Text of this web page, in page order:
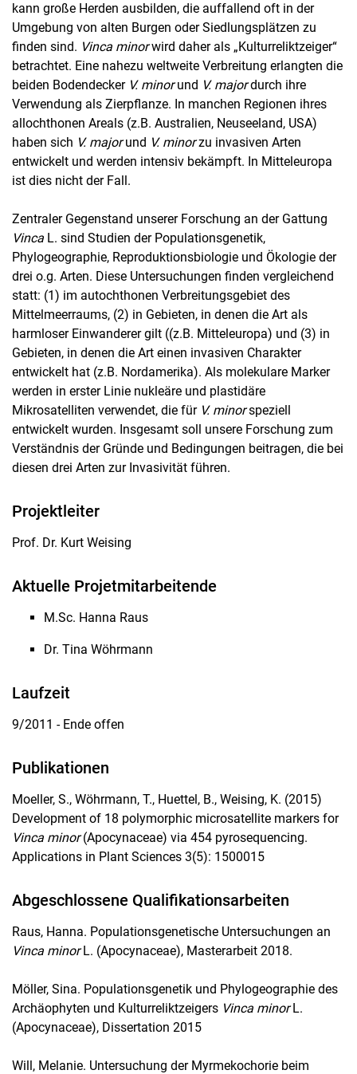
kann große Herden ausbilden, die auffallend oft in der
Umgebung von alten Burgen oder Siedlungsplätzen zu
finden sind. Vinca minorwird daher als „Kulturreliktzeiger“
betrachtet. Eine nahezu weltweite Verbreitung erlangten die
beiden Bodendecker V. minorund V. majordurch ihre
Verwendung als Zierpflanze. In manchen Regionen ihres
allochthonen Areals (z.B. Australien, Neuseeland, USA)
haben sich V. majorund V. minorzu invasiven Arten
entwickelt und werden intensiv bekämpft. In Mitteleuropa
ist dies nicht der Fall.
Zentraler Gegenstand unserer Forschung an der Gattung
Vinca L. sind Studien der Populationsgenetik,
Phylogeographie, Reproduktionsbiologie und Ökologie der
drei o.g. Arten. Diese Untersuchungen finden vergleichend
statt: (1) im autochthonen Verbreitungsgebiet des
Mittelmeerraums, (2) in Gebieten, in denen die Art als
harmloser Einwanderer gilt ((z.B. Mitteleuropa) und (3) in
Gebieten, in denen die Art einen invasiven Charakter
entwickelt hat (z.B. Nordamerika). Als molekulare Marker
werden in erster Linie nukleäre und plastidäre
Mikrosatelliten verwendet, die für V. minorspeziell
entwickelt wurden. Insgesamt soll unsere Forschung zum
Verständnis der Gründe und Bedingungen beitragen, die bei
diesen drei Arten zur Invasivität führen.
Projektleiter
Prof. Dr. Kurt Weising
Aktuelle Projetmitarbeitende
M.Sc. Hanna Raus
Dr. Tina Wöhrmann
Laufzeit
9/2011 - Ende offen
Publikationen
Moeller, S., Wöhrmann, T., Huettel, B., Weising, K. (2015)
Development of 18 polymorphic microsatellite markers for
Vinca minor(Apocynaceae) via 454 pyrosequencing.
Applications in Plant Sciences 3(5): 1500015
Abgeschlossene Qualifikationsarbeiten
Raus, Hanna. Populationsgenetische Untersuchungen an
Vinca minorL. (Apocynaceae), Masterarbeit 2018.
Möller, Sina. Populationsgenetik und Phylogeographie des
Archäophyten und Kulturreliktzeigers Vinca minorL.
(Apocynaceae), Dissertation 2015
Will, Melanie. Untersuchung der Myrmekochorie beim